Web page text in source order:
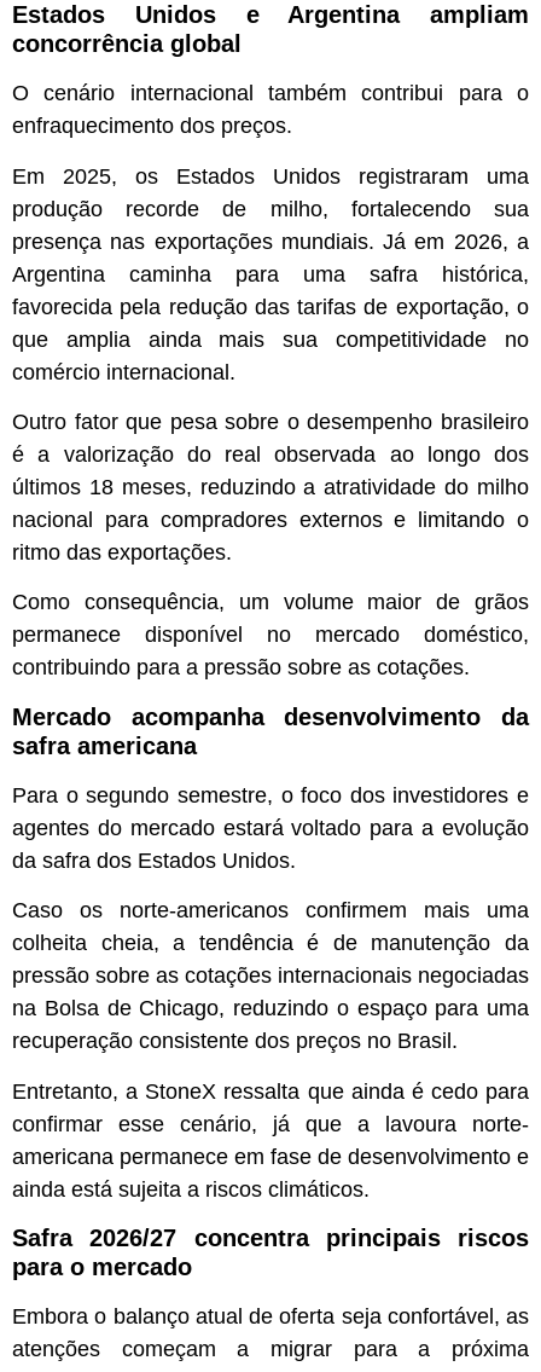
Estados Unidos e Argentina ampliam
concorrência global
O cenário internacional também contribui para o
enfraquecimento dos preços.
Em 2025, os Estados Unidos registraram uma
produção recorde de milho, fortalecendo sua
presença nas exportações mundiais. Já em 2026, a
Argentina caminha para uma safra histórica,
favorecida pela redução das tarifas de exportação, o
que amplia ainda mais sua competitividade no
comércio internacional.
Outro fator que pesa sobre o desempenho brasileiro
é a valorização do real observada ao longo dos
últimos 18 meses, reduzindo a atratividade do milho
nacional para compradores externos e limitando o
ritmo das exportações.
Como consequência, um volume maior de grãos
permanece disponível no mercado doméstico,
contribuindo para a pressão sobre as cotações.
Mercado acompanha desenvolvimento da
safra americana
Para o segundo semestre, o foco dos investidores e
agentes do mercado estará voltado para a evolução
da safra dos Estados Unidos.
Caso os norte-americanos confirmem mais uma
colheita cheia, a tendência é de manutenção da
pressão sobre as cotações internacionais negociadas
na Bolsa de Chicago, reduzindo o espaço para uma
recuperação consistente dos preços no Brasil.
Entretanto, a StoneX ressalta que ainda é cedo para
confirmar esse cenário, já que a lavoura norte-
americana permanece em fase de desenvolvimento e
ainda está sujeita a riscos climáticos.
Safra 2026/27 concentra principais riscos
para o mercado
Embora o balanço atual de oferta seja confortável, as
atenções começam a migrar para a próxima